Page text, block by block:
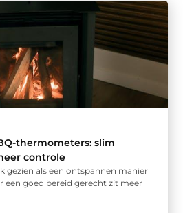
thermometers: slim
controle
gezien als een ontspannen manier
een goed bereid gerecht zit meer